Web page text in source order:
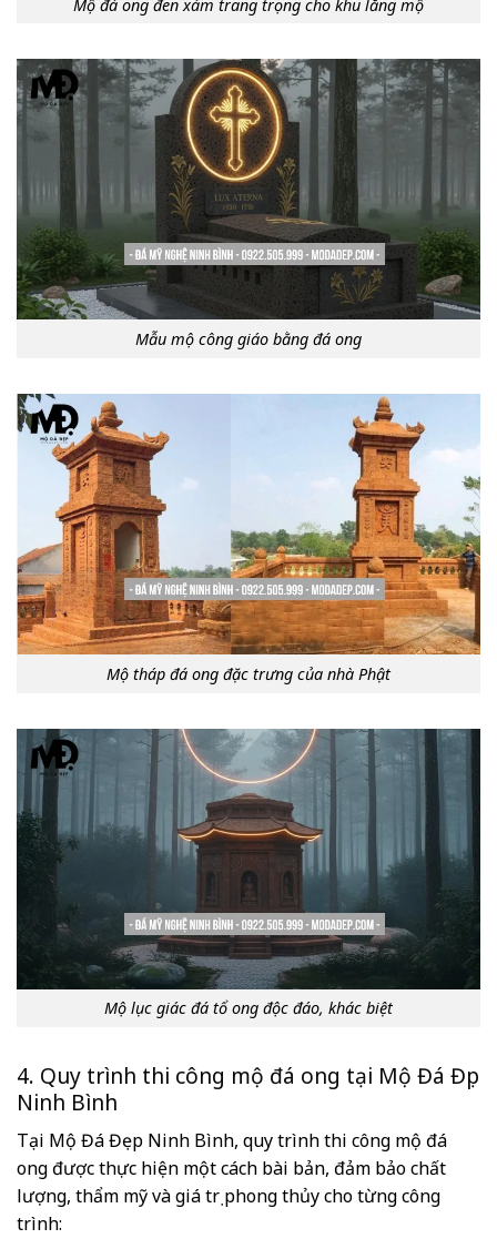
Mộ đá ong đen xám trang trọng cho khu lăng mộ
Mẫu mộ công giáo bằng đá ong
Mộ tháp đá ong đặc trưng của nhà Phật
Mộ lục giác đá tổ ong độc đáo, khác biệt
4. Quy trình thi công mộ đá ong tại Mộ Đá Đẹp
Ninh Bình
Tại Mộ Đá Đẹp Ninh Bình, quy trình thi công mộ đá
ong được thực hiện một cách bài bản, đảm bảo chất
lượng, thẩm mỹ và giá trị phong thủy cho từng công
trình: